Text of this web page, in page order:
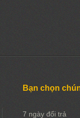
Bạn chọn
7 ngày đổi trả